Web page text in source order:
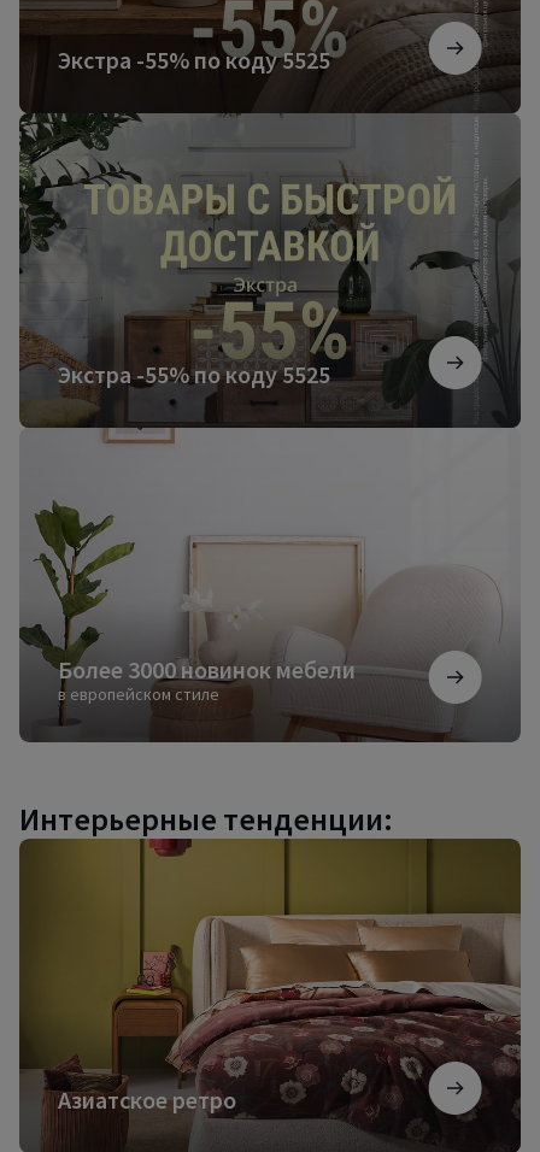
Экстра -55% по коду 5525
Экстра -55% по коду 5525
Экстра
-55%
по
коду
5525
Более 3000 новинок мебели
в европейском стиле
мебели
Интерьерные тенденции:
Азиатское ретро
Азиатское